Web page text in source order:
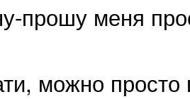
прошу меня
можно просто